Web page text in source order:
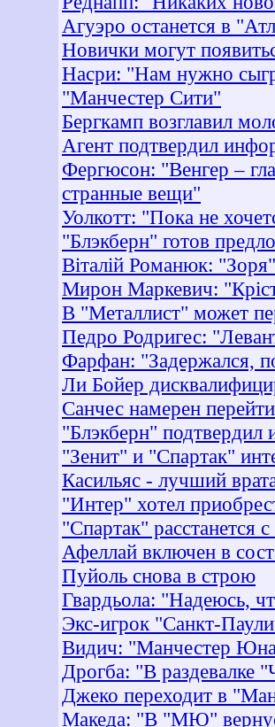
Агуэро останется в
Новички могут
Насри: "Нам нужно
"Манчестер Сити"
Бергкамп возглавил
Агент подтвердил
Фергюсон: "Венгер –
странные вещи"
Уолкотт: "Пока не
"Блэкберн" готов
Віталій Романюк:
Мирон Маркевич:
В "Металлист" может
Педро Родригес:
Фарфан: "Задержался,
Ли Бойер
Санчес намерен
"Блэкберн"
"Зенит" и "Спартак"
Касильяс - лучший
"Интер" хотел
"Спартак" расстанется
Афеллай включен в
Пуйоль снова в строю
Гвардьола: "Надеюсь,
Экс-игрок "Санкт-
Видич: "Манчестер
Дрогба: "В раздевалке
Джеко переходит в
Македа: "В "МЮ"